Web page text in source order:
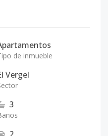
de inmueble
Vergel
3